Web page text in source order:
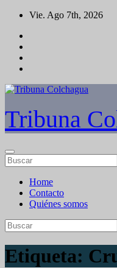
Saltar
contenido
Vie. Ago 7th, 2026
Tribuna
Home
Contacto
Quiénes somos
Etiqueta: